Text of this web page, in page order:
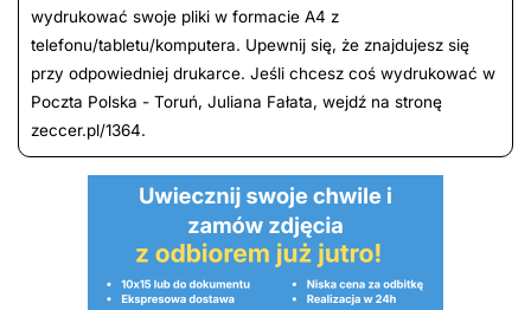
wydrukować swoje pliki w formacie A4 z
telefonu/tabletu/komputera. Upewnij się, że znajdujesz się
przy odpowiedniej drukarce. Jeśli chcesz coś wydrukować w
Poczta Polska - Toruń, Juliana Fałata, wejdź na stronę
zeccer.pl/1364.